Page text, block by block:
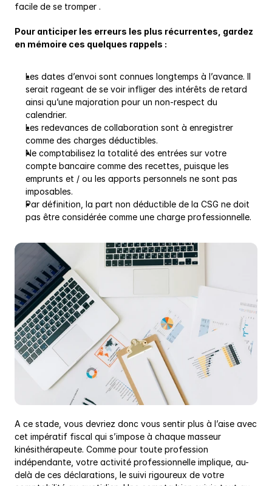
facile de se tromper .
Pour anticiper les erreurs les plus récurrentes, gardez
en mémoire ces quelques rappels :
Les dates d’envoi sont connues longtemps à l’avance. Il
serait rageant de se voir infliger des intérêts de retard
ainsi qu’une majoration pour un non-respect du
calendrier.
Les redevances de collaboration sont à enregistrer
comme des charges déductibles.
Ne comptabilisez la totalité des entrées sur votre
compte bancaire comme des recettes, puisque les
emprunts et / ou les apports personnels ne sont pas
imposables.
Par définition, la part non déductible de la CSG ne doit
pas être considérée comme une charge professionnelle.
A ce stade, vous devriez donc vous sentir plus à l’aise avec
cet impératif fiscal qui s’impose à chaque masseur
kinésithérapeute. Comme pour toute profession
indépendante, votre activité professionnelle implique, au-
delà de ces déclarations, le suivi rigoureux de votre